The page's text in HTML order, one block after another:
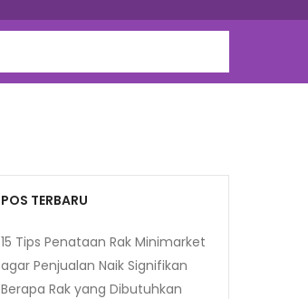
POS TERBARU
15 Tips Penataan Rak Minimarket
agar Penjualan Naik Signifikan
Berapa Rak yang Dibutuhkan